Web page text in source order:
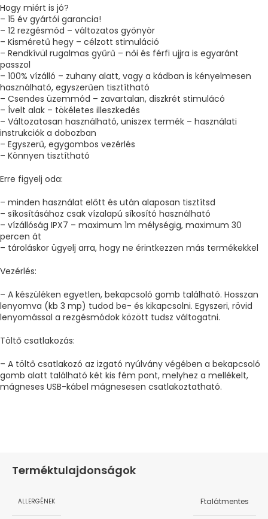
Hogy miért is jó?
– 15 év gyártói garancia!
– 12 rezgésmód – változatos gyönyör
– Kisméretű hegy – célzott stimuláció
– Rendkívül rugalmas gyűrű – női és férfi ujjra is egyaránt
passzol
– 100% vízálló – zuhany alatt, vagy a kádban is kényelmesen
használható, egyszerűen tisztítható
– Csendes üzemmód – zavartalan, diszkrét stimulácó
– Ívelt alak – tökéletes illeszkedés
– Változatosan használható, uniszex termék – használati
instrukciók a dobozban
– Egyszerű, egygombos vezérlés
– Könnyen tisztítható
Erre figyelj oda:
– minden használat előtt és után alaposan tisztítsd
– síkosításához csak vízalapú síkosító használható
– vízállóság IPX7 – maximum 1m mélységig, maximum 30
percen át
– tároláskor ügyelj arra, hogy ne érintkezzen más termékekkel
Vezérlés:
– A készüléken egyetlen, bekapcsoló gomb található. Hosszan
lenyomva (kb 3 mp) tudod be- és kikapcsolni. Egyszeri, rövid
lenyomással a rezgésmódok között tudsz váltogatni.
Töltő csatlakozás:
– A töltő csatlakozó az izgató nyúlvány végében a bekapcsoló
gomb alatt található két kis fém pont, melyhez a mellékelt,
mágneses USB-kábel mágnesesen csatlakoztatható.
Terméktulajdonságok
ALLERGÉNEK Ftalátmentes